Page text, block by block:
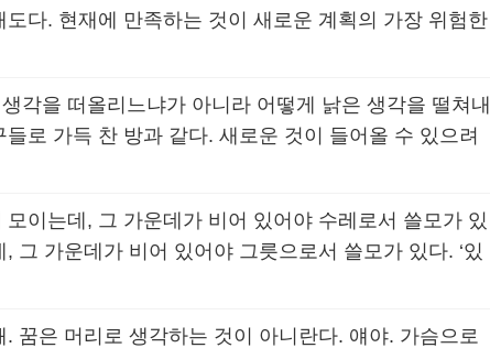
다. 현재에 만족하는 것이 새로운 계획의 가장 위험한
각을 떠올리느냐가 아니라 어떻게 낡은 생각을 떨쳐내
로 가득 찬 방과 같다. 새로운 것이 들어올 수 있으려
이는데, 그 가운데가 비어 있어야 수레로서 쓸모가 있
그 가운데가 비어 있어야 그릇으로서 쓸모가 있다. ‘있
꿈은 머리로 생각하는 것이 아니란다. 얘야. 가슴으로